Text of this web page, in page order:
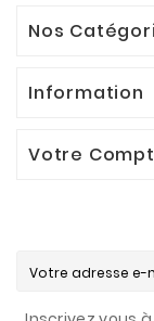
Nos
Information
Votre